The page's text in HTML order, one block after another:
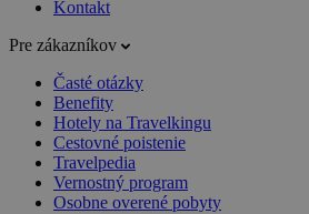
Kontakt
Pre zákazníkov
Časté otázky
Benefity
Hotely na Travelkingu
Cestovné poistenie
Travelpedia
Vernostný program
Osobne overené pobyty